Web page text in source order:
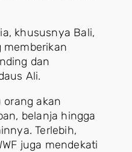
khususnya Bali,
dan
Ali.
orang akan
belanja hingga
Terlebih,
juga mendekati